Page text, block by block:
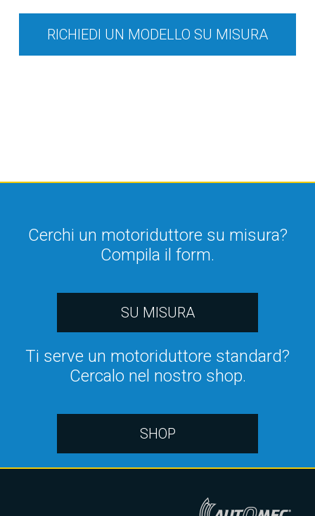
RICHIEDI UN MODELLO SU MISURA
Cerchi un motoriduttore su misura?
Compila il form.
SU MISURA
Ti serve un motoriduttore standard?
Cercalo nel nostro shop.
SHOP